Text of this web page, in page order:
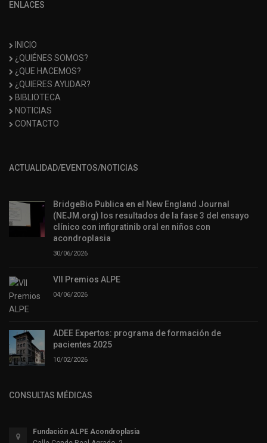
ENLACES
INICIO
¿QUIÉNES SOMOS?
¿QUE HACEMOS?
¿QUIERES AYUDAR?
BIBLIOTECA
NOTICIAS
CONTACTO
ACTUALIDAD/EVENTOS/NOTICIAS
BridgeBio Publica en el New England Journal
(NEJM.org) los resultados de la fase 3 del ensayo
clínico con infigratinib oral en niños con
acondroplasia
30/06/2026
VII Premios ALPE
04/06/2026
ADEE Expertos: programa de formación de
pacientes 2025
10/02/2026
CONSULTAS MÉDICAS
Fundación ALPE Acondroplasia